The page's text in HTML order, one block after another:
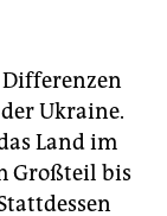
Ukraine.
Land im
Großteil bis